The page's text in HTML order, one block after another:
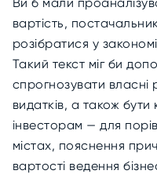
вартість,
розібратися у
Такий текст міг би
спрогнозувати власні
видатків, а також
інвесторам — для
містах, пояснення
вартості ведення